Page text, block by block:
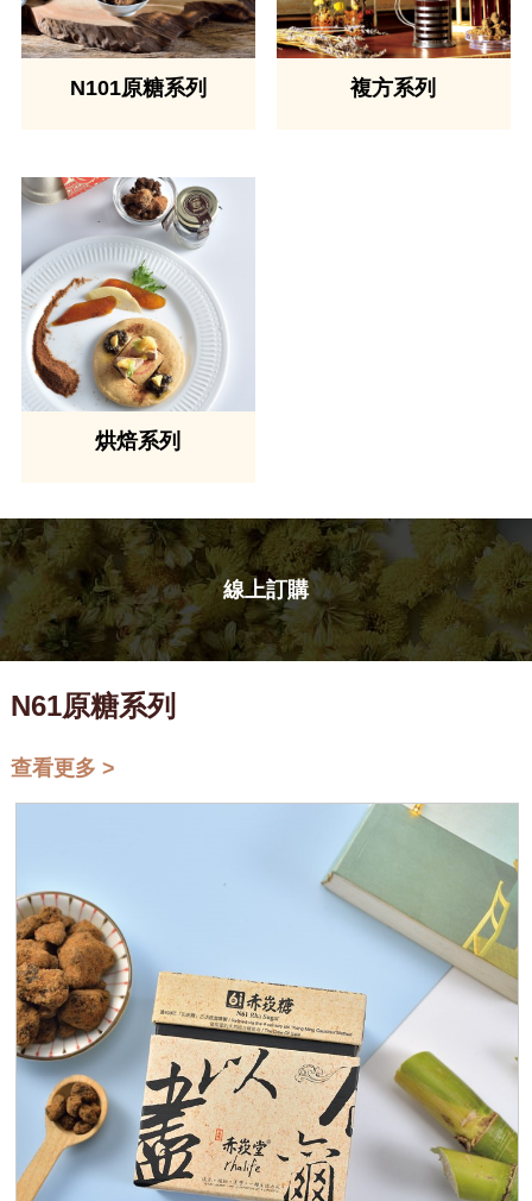
N101原糖系列 複方系列
烘焙系列
線上訂購
N61原糖系列
查看更多 >